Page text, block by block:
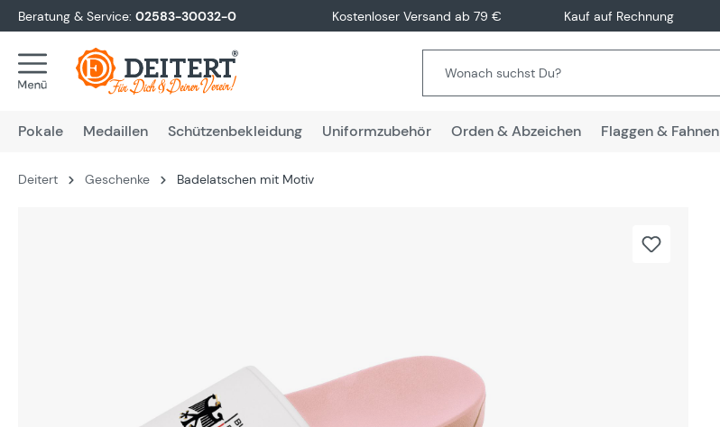
Zur Hauptnavigation springen
Beratung & Service: 02583-30032-0 Kostenloser Versand ab 79 € Kauf auf Rechnung
Pokale Medaillen Schützenbekleidung Uniformzubehör Orden & Abzeichen Flaggen & Fahnen
Deitert Geschenke Badelatschen mit Motiv